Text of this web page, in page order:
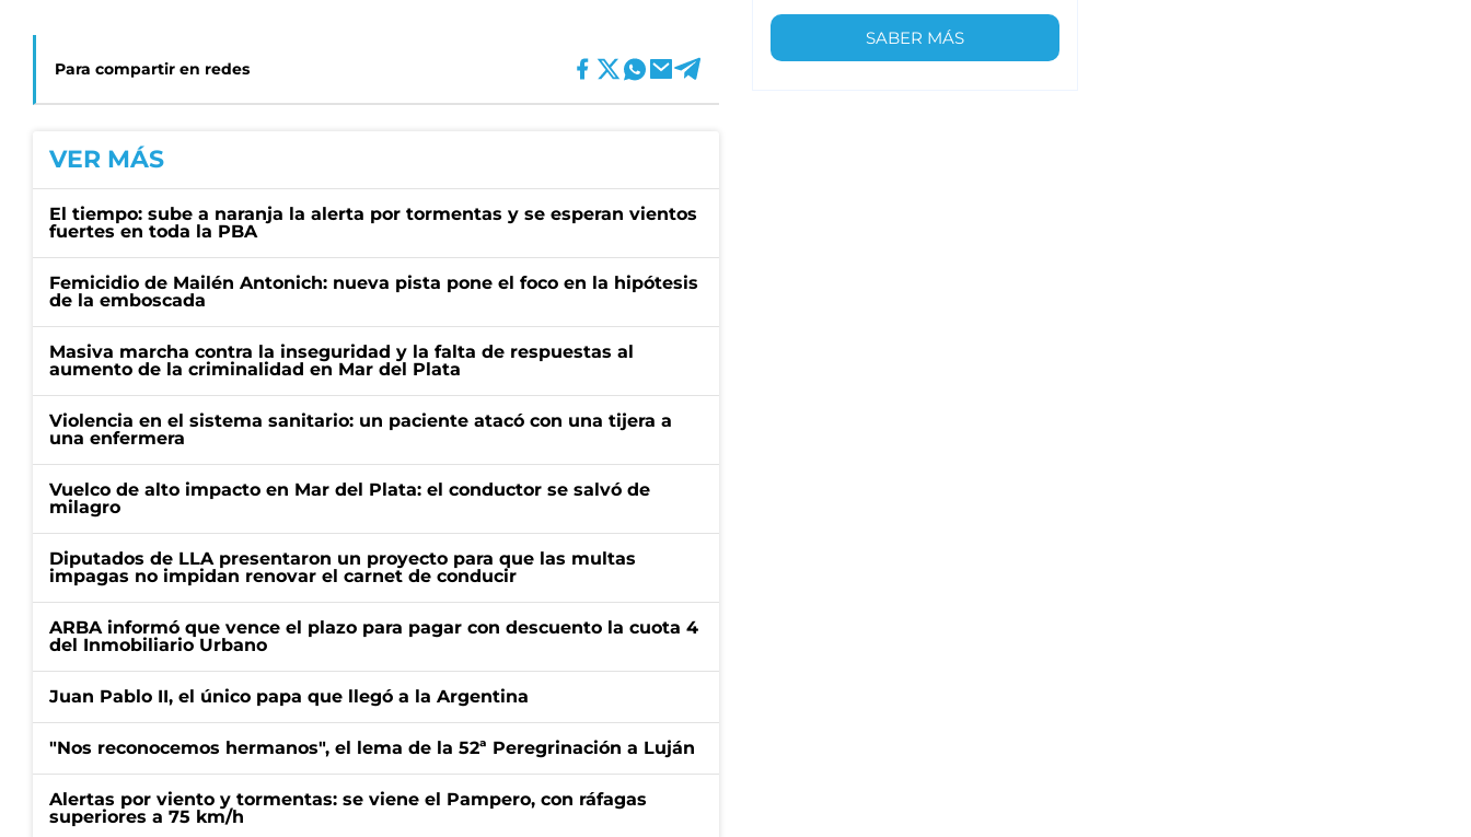
Para compartir en redes
VER MÁS
El tiempo: sube a naranja la alerta por tormentas y se esperan vientos
fuertes en toda la PBA
Femicidio de Mailén Antonich: nueva pista pone el foco en la hipótesis
de la emboscada
Masiva marcha contra la inseguridad y la falta de respuestas al
aumento de la criminalidad en Mar del Plata
Violencia en el sistema sanitario: un paciente atacó con una tijera a
una enfermera
Vuelco de alto impacto en Mar del Plata: el conductor se salvó de
milagro
Diputados de LLA presentaron un proyecto para que las multas
impagas no impidan renovar el carnet de conducir
ARBA informó que vence el plazo para pagar con descuento la cuota 4
del Inmobiliario Urbano
Juan Pablo II, el único papa que llegó a la Argentina
"Nos reconocemos hermanos", el lema de la 52ª Peregrinación a Luján
Alertas por viento y tormentas: se viene el Pampero, con ráfagas
superiores a 75 km/h
SABER MÁS